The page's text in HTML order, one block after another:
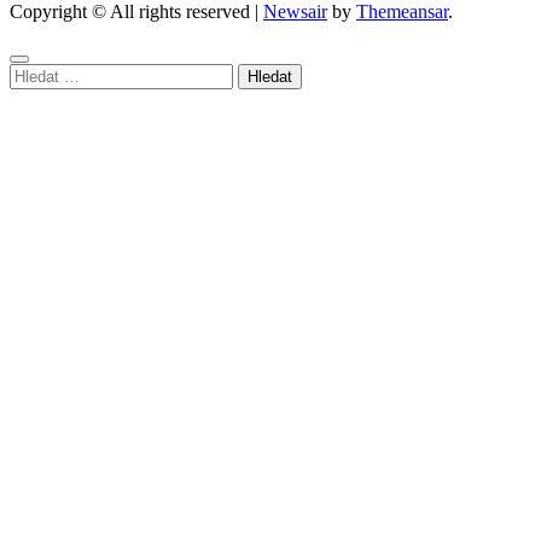
Copyright © All rights reserved | Newsairby Themeansar.
Vyhledávání